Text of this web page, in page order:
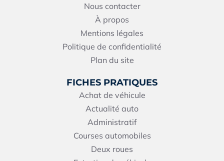
FICHES PRATIQUES
Achat de véhicule
Actualité auto
Administratif
Courses automobiles
Deux roues
Nous contacter
À propos
Mentions légales
Politique de confidentialité
Plan du site